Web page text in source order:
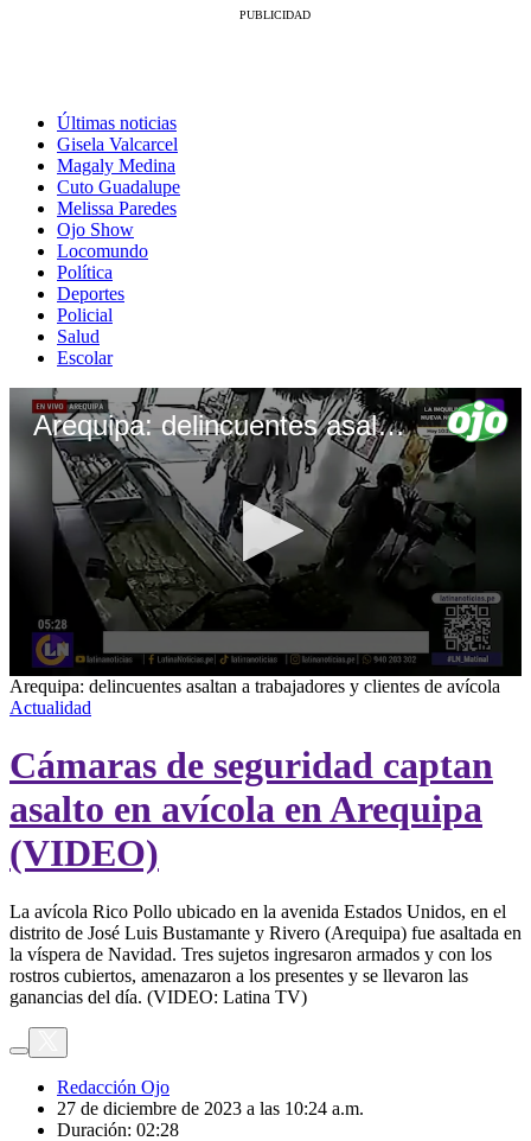
Últimas noticias
Gisela Valcarcel
Magaly Medina
Cuto Guadalupe
Melissa Paredes
Ojo Show
Locomundo
Política
Deportes
Policial
Salud
Escolar
Arequipa: delincuentes asaltan a trabajadores y clientes de avícola
0
seconds
of
minutes,
28
seconds
Arequipa: delincuentes asaltan a trabajadores y clientes de avícola
Actualidad
Cámaras de seguridad captan
asalto en avícola en Arequipa
(VIDEO)
La avícola Rico Pollo ubicado en la avenida Estados Unidos, en el
distrito de José Luis Bustamante y Rivero (Arequipa) fue asaltada en
la víspera de Navidad. Tres sujetos ingresaron armados y con los
rostros cubiertos, amenazaron a los presentes y se llevaron las
ganancias del día. (VIDEO: Latina TV)
Redacción Ojo
27 de diciembre de 2023 a las 10:24 a.m.
Duración: 02:28